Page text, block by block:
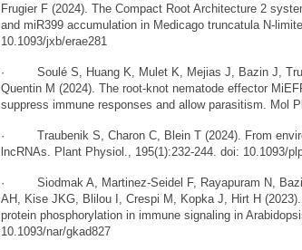
Frugier F (2024). The Compact Root Architecture 2
and miR399 accumulation in Medicago truncatula N-
10.1093/jxb/erae281
· Soulé S, Huang K, Mulet K, Mejias J, Bazin J,
Quentin M (2024). The root-knot nematode effector
suppress immune responses and allow parasitism. Mol
· Traubenik S, Charon C, Blein T (2024). From
lncRNAs. Plant Physiol., 195(1):232-244. doi: 10.1093/
· Siodmak A, Martinez-Seidel F, Rayapuram N,
AH, Kise JKG, Blilou I, Crespi M, Kopka J, Hirt H
protein phosphorylation in immune signaling in
10.1093/nar/gkad827